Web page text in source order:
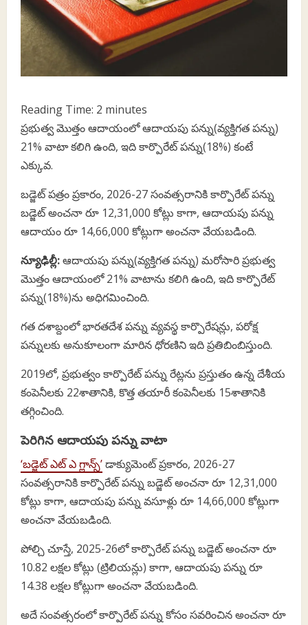
Reading Time: 2 minutes
ప్రభుత్వ మొత్తం ఆదాయంలో ఆదాయపు పన్ను(వ్యక్తిగత పన్ను)
21% వాటా కలిగి ఉంది, ఇది కార్పొరేట్ పన్ను(18%) కంటే
ఎక్కువ.
బడ్జెట్ పత్రం ప్రకారం, 2026-27 సంవత్సరానికి కార్పొరేట్ పన్ను
బడ్జెట్ అంచనా రూ 12,31,000 కోట్లు కాగా, ఆదాయపు పన్ను
ఆదాయం రూ 14,66,000 కోట్లుగా అంచనా వేయబడింది.
న్యూఢిల్లీ:ఆదాయపు పన్ను(వ్యక్తిగత పన్ను) మరోసారి ప్రభుత్వ
మొత్తం ఆదాయంలో 21% వాటాను కలిగి ఉంది, ఇది కార్పొరేట్
పన్ను(18%)ను అధిగమించింది.
గత దశాబ్దంలో భారతదేశ పన్ను వ్యవస్థ కార్పొరేషన్లు, పరోక్ష
పన్నులకు అనుకూలంగా మారిన ధోరణిని ఇది ప్రతిబింబిస్తుంది.
2019లో, ప్రభుత్వం కార్పొరేట్ పన్ను రేట్లను ప్రస్తుతం ఉన్న దేశీయ
కంపెనీలకు 22శాతానికి, కొత్త తయారీ కంపెనీలకు 15శాతానికి
తగ్గించింది.
పెరిగిన ఆదాయపు పన్ను వాటా
‘బడ్జెట్ ఎట్ ఎ గ్లాన్స్’డాక్యుమెంట్ ప్రకారం, 2026-27
సంవత్సరానికి కార్పొరేట్ పన్ను బడ్జెట్ అంచనా రూ 12,31,000
కోట్లు కాగా, ఆదాయపు పన్ను వసూళ్లు రూ 14,66,000 కోట్లుగా
అంచనా వేయబడింది.
పోల్చి చూస్తే, 2025-26లో కార్పొరేట్ పన్ను బడ్జెట్ అంచనా రూ
10.82 లక్షల కోట్లు (ట్రిలియన్లు) కాగా, ఆదాయపు పన్ను రూ
14.38 లక్షల కోట్లుగా అంచనా వేయబడింది.
అదే సంవత్సరంలో కార్పొరేట్ పన్ను కోసం సవరించిన అంచనా రూ